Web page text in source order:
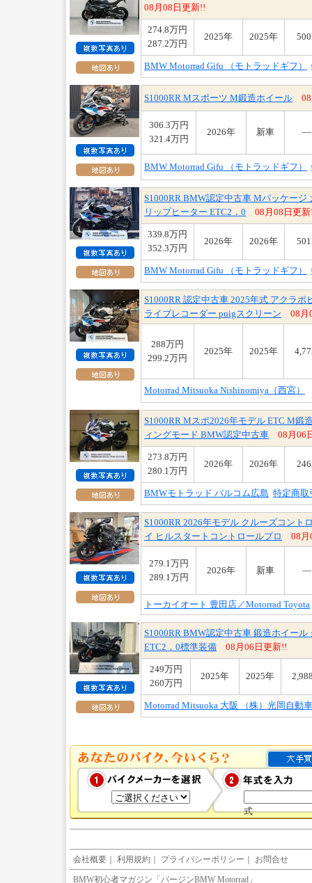
08月08日更新!!
274.8万円
287.2万円
2025年 2025年
BMW Motorrad Gifu （モトラッドギフ）
S1000RR Mスポーツ M鍛造ホイール
306.3万円
321.4万円
2026年 新車
BMW Motorrad Gifu （モトラッドギフ）
S1000RR BMW認定中古車 Mパッケー
リップヒーター ETC2．0
08月08日更
339.8万円
352.3万円
2026年 2026年
BMW Motorrad Gifu （モトラッドギフ）
S1000RR 認定中古車 2025年式 アクラ
ライブレコーダー puigスクリーン
08月
288万円
299.2万円
2025年 2025年
Motorrad Mitsuoka Nishinomiya（西宮）
S1000RR Mスポ2026年モデル ETC M鍛
ィングモード BMW認定中古車
08月06
273.8万円
280.1万円
2026年 2026年
BMWモトラッド バルコム広島 特定商取
S1000RR 2026年モデル クルーズコント
イ ヒルスタートコントロールプロ
08
279.1万円
289.1万円
2026年 新車
トーカイオート 豊田店／Motorrad Toyota
S1000RR BMW認定中古車 鍛造ホイー
ETC2．0標準装備
08月06日更新!!
249万円
260万円
2025年 2025年
Motorrad Mitsuoka 大阪 （株）光岡自動車
式
会社概要 ｜ 利用規約 ｜ プライバシーポリシー ｜ お問合せ
BMW初心者マガジン「バージンBMW Motorrad」